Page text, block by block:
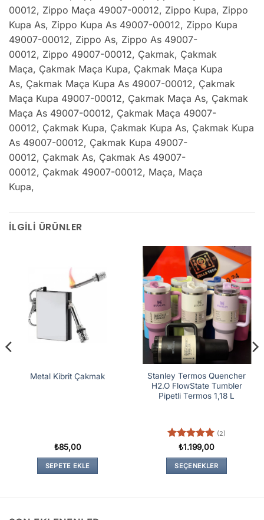
00012, Zippo Maça 49007-00012, Zippo Kupa, Zippo
Kupa As, Zippo Kupa As 49007-00012, Zippo Kupa
49007-00012, Zippo As, Zippo As 49007-
00012, Zippo 49007-00012, Çakmak, Çakmak
Maça, Çakmak Maça Kupa, Çakmak Maça Kupa
As, Çakmak Maça Kupa As 49007-00012, Çakmak
Maça Kupa 49007-00012, Çakmak Maça As, Çakmak
Maça As 49007-00012, Çakmak Maça 49007-
00012, Çakmak Kupa, Çakmak Kupa As, Çakmak Kupa
As 49007-00012, Çakmak Kupa 49007-
00012, Çakmak As, Çakmak As 49007-
00012, Çakmak 49007-00012, Maça, Maça
Kupa,
İLGILI ÜRÜNLER
Metal Kibrit Çakmak
₺85,00
SEPETE EKLE
Stanley Termos Quencher
H2.O FlowState Tumbler
Pipetli Termos 1,18 L
5 üzerinden
5oy aldı
(2)
₺1.199,00
SEÇENEKLER